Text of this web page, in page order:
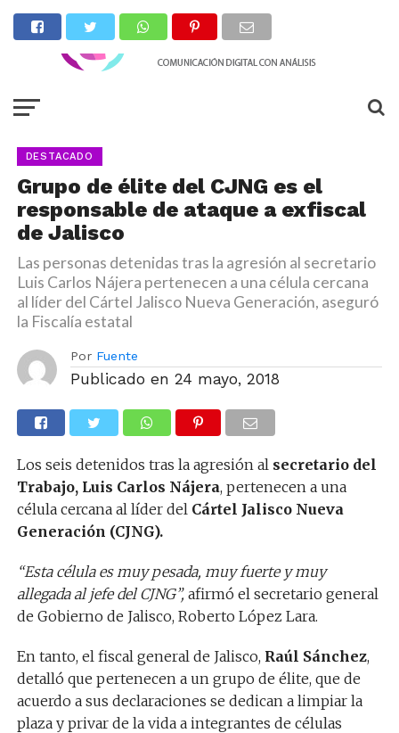
DESTACADO
Grupo de élite del CJNG es el
responsable de ataque a exfiscal
de Jalisco
Las personas detenidas tras la agresión al secretario
Luis Carlos Nájera pertenecen a una célula cercana
al líder del Cártel Jalisco Nueva Generación, aseguró
la Fiscalía estatal
Por Fuente
Publicado en 24 mayo, 2018
Los seis detenidos tras la agresión al secretario del
Trabajo, Luis Carlos Nájera, pertenecen a una
célula cercana al líder del Cártel Jalisco Nueva
Generación (CJNG).
“Esta célula es muy pesada, muy fuerte y muy
allegada al jefe del CJNG”, afirmó el secretario general
de Gobierno de Jalisco, Roberto López Lara.
En tanto, el fiscal general de Jalisco,Raúl Sánchez,
detalló que pertenecen a un grupo de élite, que de
acuerdo a sus declaraciones se dedican a limpiar la
plaza y privar de la vida a integrantes de células